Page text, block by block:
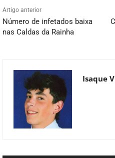
Artigo anterior
Número de infetados baixa
nas Caldas da Rainha
Isaque